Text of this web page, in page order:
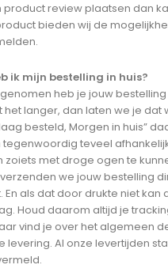
product review plaatsen dan
bieden wij de
ik mijn bestelling in huis?
heb je jouw
het langer, dan laten we je dat
besteld, Morgen in huis”
tegenwoordig teveel
zoiets met droge ogen te
we jouw bestelling
En als dat door drukte niet kan
Houd daarom altijd je
vind je over het algemeen
levering. Al onze levertijden